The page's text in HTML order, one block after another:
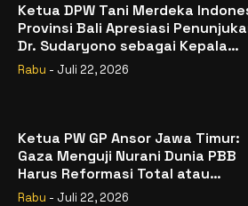
Ketua DPW Tani Merdeka
Provinsi Bali Apresiasi
Dr. Sudaryono sebagai Kepala
Badan Gizi Nasional
Rabu - Juli 22, 2026
Ketua PW GP Ansor Jawa Timur:
Gaza Menguji Nurani Dunia PBB
Harus Reformasi Total atau
Kehilangan Legitimasi
Rabu - Juli 22, 2026